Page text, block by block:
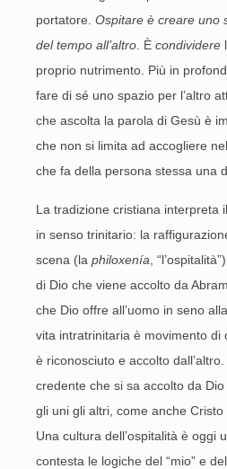
portatore. Ospitare è creare uno
del tempo all’altro . È condividere
proprio nutrimento. Più in
fare di sé uno spazio per l’altro
che ascolta la parola di Gesù è
che non si limita ad accogliere
che fa della persona stessa una
La tradizione cristiana interpreta
in senso trinitario: la
scena (la philoxenía ,
di Dio che viene accolto da
che Dio offre all’uomo in seno
vita intratrinitaria è movimento di
è riconosciuto e accolto
credente che si sa accolto da
gli uni gli altri, come anche Cristo
Una cultura dell’ospitalità è oggi
contesta le logiche del “mio” e